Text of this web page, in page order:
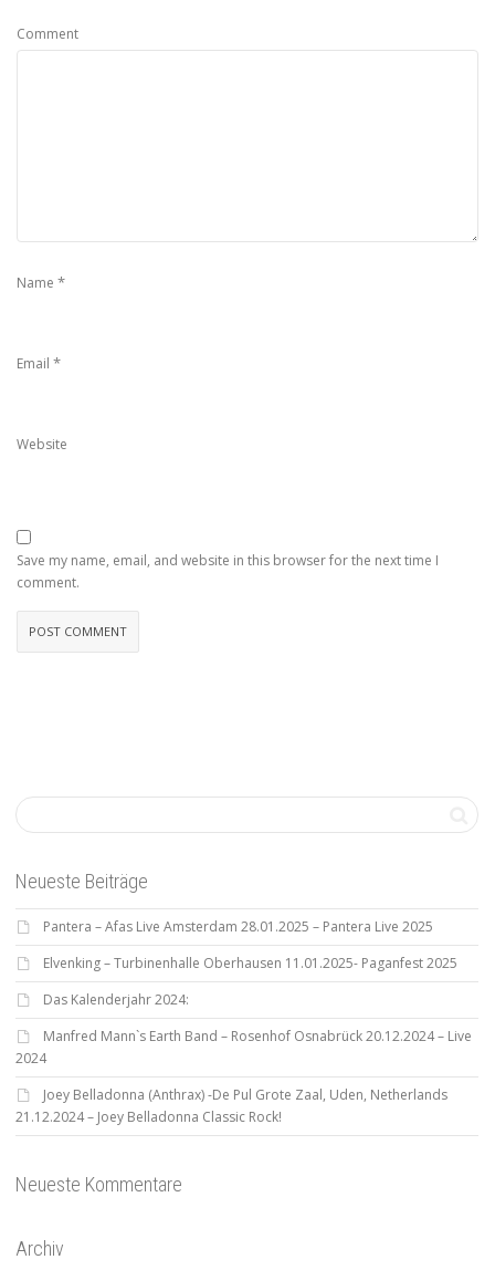
Comment
Name *
Email *
Website
Save my name, email, and website in this browser for the next time I
comment.
Neueste Beiträge
Pantera – Afas Live Amsterdam 28.01.2025 – Pantera Live 2025
Elvenking – Turbinenhalle Oberhausen 11.01.2025- Paganfest 2025
Das Kalenderjahr 2024:
Manfred Mann`s Earth Band – Rosenhof Osnabrück 20.12.2024 – Live
2024
Joey Belladonna (Anthrax) -De Pul Grote Zaal, Uden, Netherlands
21.12.2024 – Joey Belladonna Classic Rock!
Neueste Kommentare
Archiv